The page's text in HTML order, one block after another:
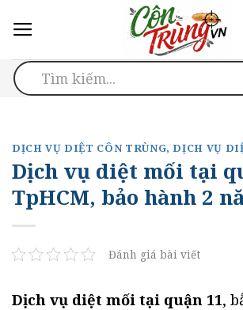
content
DỊCH VỤ DIỆT CÔN TRÙNG,DỊCH VỤ
Dịch vụ diệt mối tại
TpHCM, bảo hành 2
Đánh giá bài viết
Dịch vụ diệt mối tại quận 11,